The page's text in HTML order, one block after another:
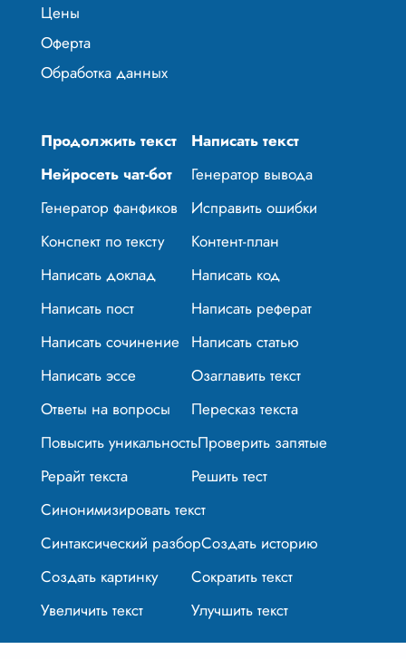
Цены
Оферта
Обработка данных
Продолжить текст
Написать текст
Нейросеть чат-бот
Генератор вывода
Генератор фанфиков
Исправить ошибки
Конспект по тексту
Контент-план
Написать доклад
Написать код
Написать пост
Написать реферат
Написать сочинение Написать статью
Написать эссе
Озаглавить текст
Ответы на вопросы
Пересказ текста
Повысить уникальностьПроверить запятые
Рерайт текста
Решить тест
Синонимизировать текст
Синтаксический разборСоздать историю
Создать картинку
Сократить текст
Увеличить текст
Улучшить текст